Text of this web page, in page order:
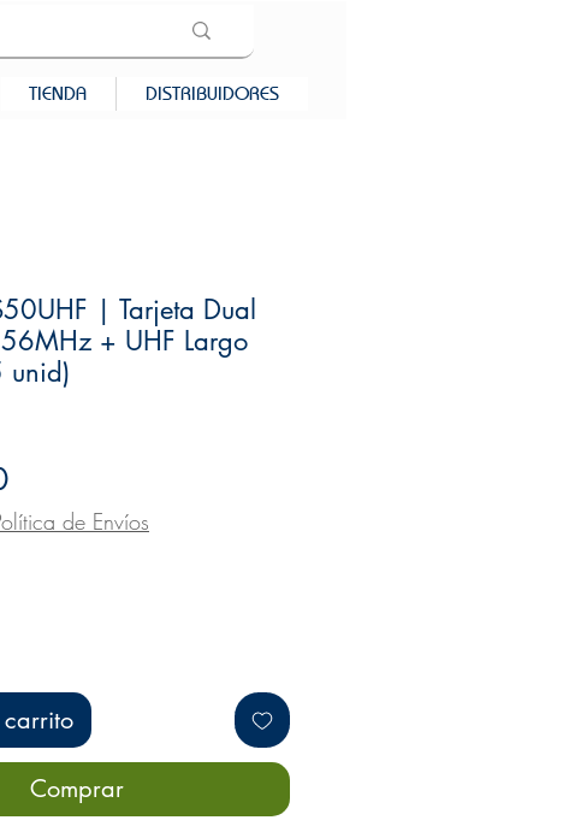
TIENDA DISTRIBUIDORES
| Tarjeta Dual
+ UHF Largo
unid)
Precio
de Envíos
Comprar